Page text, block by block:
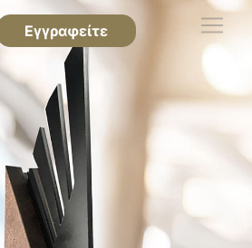
Εγγραφείτε